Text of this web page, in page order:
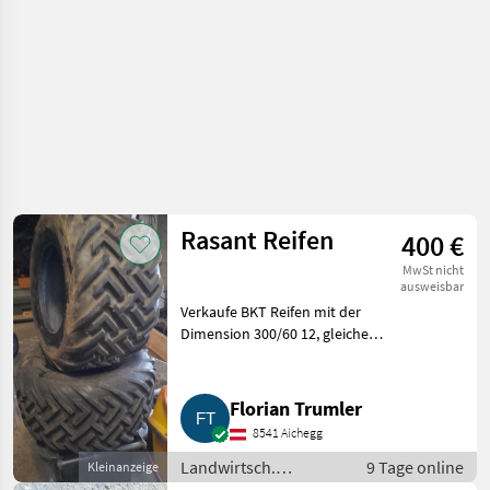
Kleinanzeige
Rasant Reifen 400 €
MwSt nicht
ausweisbar
Verkaufe BKT Reifen mit der
Dimension 300/60 12, gleiche
montiert, keine
Beschädigungen, 4 Stk..
Landwirtsch. Motor
Florian Trumler
8541 Aichegg
Landwirtsch.
9 Tage online